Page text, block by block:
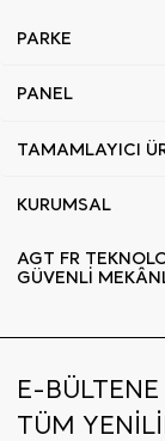
PARKE
PANEL
TAMAMLAYICI
KURUMSAL
AGT FR
GÜVENLİ
E-
TÜM